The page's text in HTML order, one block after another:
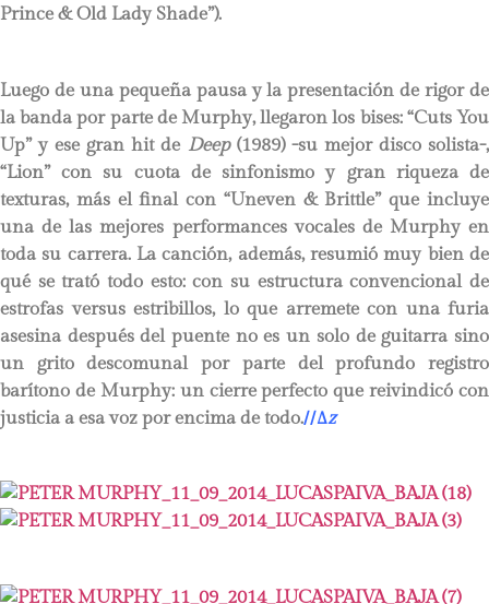
Prince & Old Lady Shade”).
Luego de una pequeña pausa y la presentación de rigor de
la banda por parte de Murphy, llegaron los bises: “Cuts You
Up” y ese gran hit de Deep(1989) -su mejor disco solista-,
“Lion” con su cuota de sinfonismo y gran riqueza de
texturas, más el final con “Uneven & Brittle” que incluye
una de las mejores performances vocales de Murphy en
toda su carrera. La canción, además, resumió muy bien de
qué se trató todo esto: con su estructura convencional de
estrofas versus estribillos, lo que arremete con una furia
asesina después del puente no es un solo de guitarra sino
un grito descomunal por parte del profundo registro
barítono de Murphy: un cierre perfecto que reivindicó con
justicia a esa voz por encima de todo.//∆z